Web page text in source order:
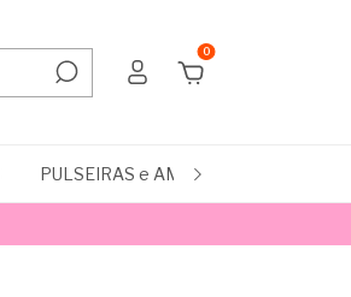
0
PULSEIRAS e AMULETOS